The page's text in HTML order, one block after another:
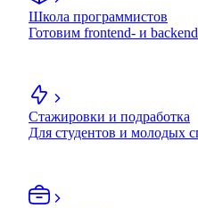
Школа программистов
Готовим frontend- и
Стажировки и подработка
Для студентов и молодых